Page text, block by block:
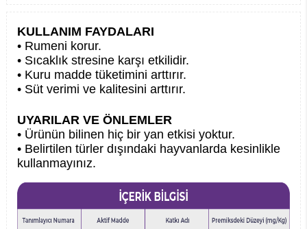
KULLANIM FAYDALARI
• Rumeni korur.
• Sıcaklık stresine karşı etkilidir.
• Kuru madde tüketimini arttırır.
• Süt verimi ve kalitesini arttırır.
UYARILAR VE ÖNLEMLER
• Ürünün bilinen hiç bir yan etkisi yoktur.
• Belirtilen türler dışındaki hayvanlarda kesinlikle
kullanmayınız.